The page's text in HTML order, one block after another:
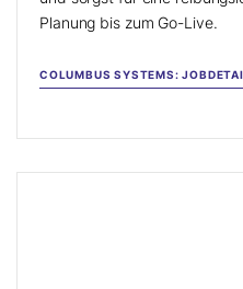
Planung bis zum Go-Live.
COLUMBUS SYSTEMS: